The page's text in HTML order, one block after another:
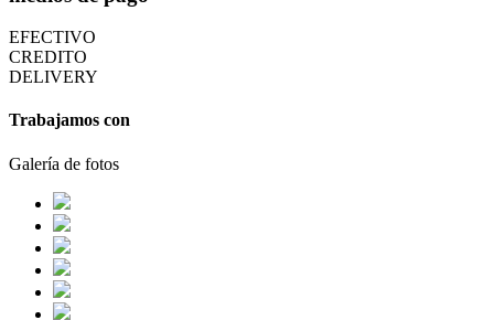
EFECTIVO
CREDITO
DELIVERY
Trabajamos con
Galería de fotos